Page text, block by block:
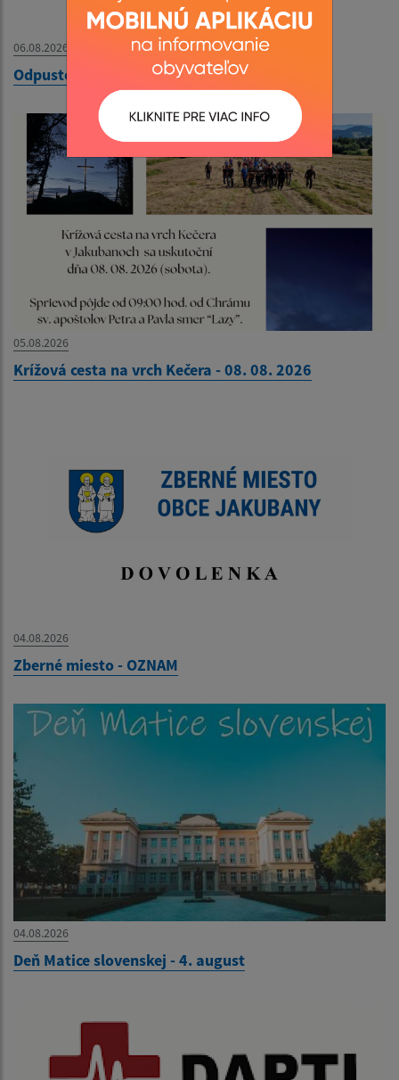
06.08.2026
Odpustový futbalový turnaj - 09. 08. 2026
05.08.2026
Krížová cesta na vrch Kečera - 08. 08. 2026
04.08.2026
Zberné miesto - OZNAM
04.08.2026
Deň Matice slovenskej - 4. august